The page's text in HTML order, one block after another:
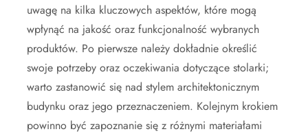
uwagę na kilka kluczowych aspektów, które mogą
wpłynąć na jakość oraz funkcjonalność wybranych
produktów. Po pierwsze należy dokładnie określić
swoje potrzeby oraz oczekiwania dotyczące stolarki;
warto zastanowić się nad stylem architektonicznym
budynku oraz jego przeznaczeniem. Kolejnym krokiem
powinno być zapoznanie się z różnymi materiałami